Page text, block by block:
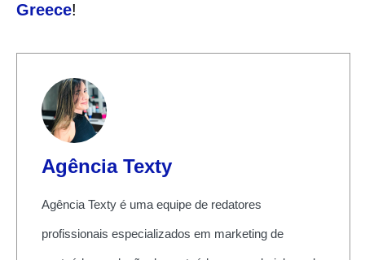
Greece!
Agência Texty
Agência Texty é uma equipe de redatores
profissionais especializados em marketing de